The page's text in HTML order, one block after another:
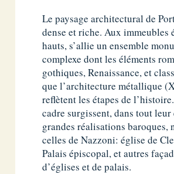
Le paysage architectural de
dense et riche. Aux immeubles
hauts, s’allie un ensemble
complexe dont les éléments
gothiques, Renaissance, et
que l’architecture métallique
reflètent les étapes de
cadre surgissent, dans tout leur
grandes réalisations baroques,
celles de Nazzoni: église de
Palais épiscopal, et autres
d’églises et de palais.